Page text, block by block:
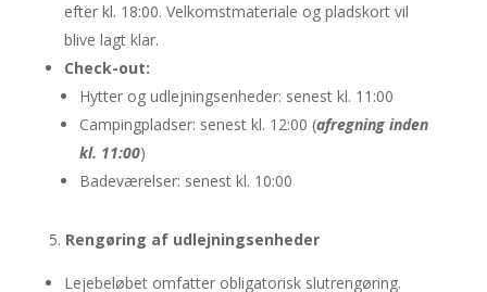
efter kl. 18:00. Velkomstmateriale og pladskort vil
blive lagt klar.
Check-out:
Hytter og udlejningsenheder: senest kl. 11:00
Campingpladser: senest kl. 12:00 (afregning inden
kl. 11:00)
Badeværelser: senest kl. 10:00
Rengøring af udlejningsenheder
Lejebeløbet omfatter obligatorisk slutrengøring.